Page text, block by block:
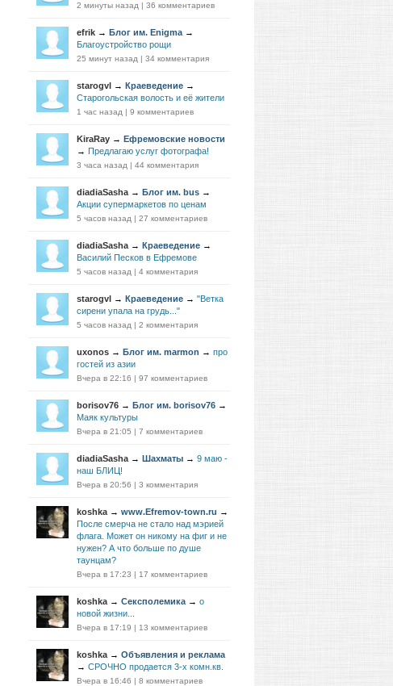
2 минуты назад | 36 комментариев
efrik → Блог им. Enigma →
Благоустройство рощи
25 минут назад | 34 комментария
starogvl → Краеведение →
Старогольская волость и её жители
1 час назад | 9 комментариев
KiraRay → Ефремовские новости
→ Предлагаю услуг фотографа!
3 часа назад | 44 комментария
diadiaSasha → Блог им. bus →
Акции супермаркетов по ценам
5 часов назад | 27 комментариев
diadiaSasha → Краеведение →
Василий Песков в Ефремове
5 часов назад | 4 комментария
starogvl → Краеведение → "Ветка
сирени упала на грудь..."
5 часов назад | 2 комментария
uxonos → Блог им. marmon → про
гостей из азии
Вчера в 22:16 | 97 комментариев
borisov76 → Блог им. borisov76 →
Маяк культуры
Вчера в 21:05 | 7 комментариев
diadiaSasha → Шахматы → 9 маю -
наш БЛИЦ!
Вчера в 20:56 | 3 комментария
koshka → www.Efremov-town.ru →
После смерча не стало над мэрией
флага. Может он никому на фиг и не
нужен? А что больше по душе
таунцам?
Вчера в 17:23 | 17 комментариев
koshka → Сексполемика → о
новой жизни...
Вчера в 17:19 | 13 комментариев
koshka → Объявления и реклама
→ СРОЧНО продается 3-х комн.кв.
Вчера в 16:46 | 8 комментариев